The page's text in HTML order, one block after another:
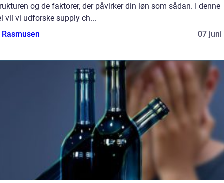
og de faktorer, der påvirker din løn som sådan. I denne
vil vi udforske supply ch...
07 juni